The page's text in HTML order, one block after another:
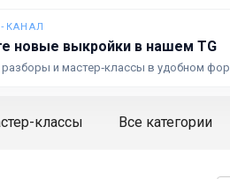
новые выкройки в нашем TG
и мастер‑классы в удобном
классы Все категории